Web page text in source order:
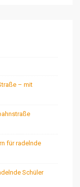
– mit
für radelnde
Schüler